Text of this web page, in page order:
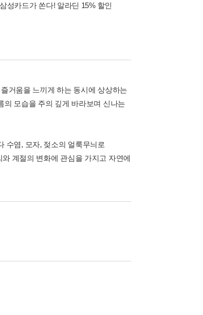
삼성카드가 쏜다! 알라딘 15% 할인
거움을 느끼게 하는 동시에 상상하는
모습을 주의 깊게 바라보며 신나는
수염, 모자, 젖소의 얼룩무늬로
계절의 변화에 관심을 가지고 자연에